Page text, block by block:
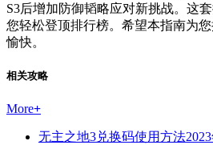
S3后增加防御韬略应对新挑战。这
您轻松登顶排行榜。希望本指南为
愉快。
相关攻略
More+
无主之地3兑换码使用方法